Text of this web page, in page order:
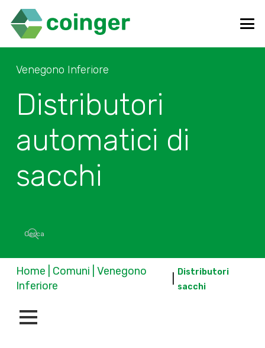
Venegono Inferiore
Distributori
automatici di
sacchi
Home | Comuni | Venegono
Inferiore
Distributori
sacchi